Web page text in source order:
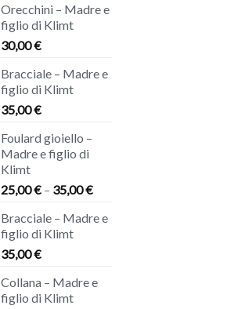
Orecchini – Madre e
figlio di Klimt
30,00€
Bracciale – Madre e
figlio di Klimt
35,00€
Foulard gioiello –
Madre e figlio di
Klimt
25,00€– 35,00€
Bracciale – Madre e
figlio di Klimt
35,00€
Collana – Madre e
figlio di Klimt